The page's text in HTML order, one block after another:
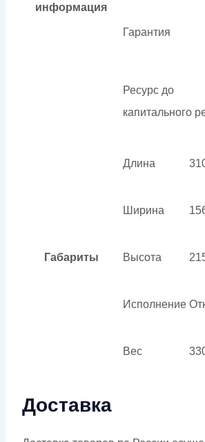
информация
Гарантия
Ресурс до
капитального
Габариты
Длина
Ширина
Высота
Исполнение
Вес
Доставка